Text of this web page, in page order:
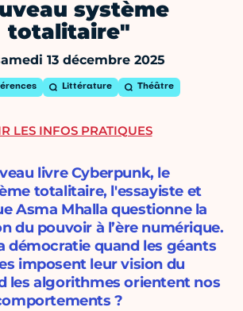
système
totalitaire"
13 décembre 2025
Littérature Théâtre
livre Cyberpunk, le
totalitaire, l'essayiste et
Asma Mhalla questionne la
du pouvoir à l’ère numérique.
démocratie quand les géants
imposent leur vision du
les algorithmes orientent nos
?
LES INFOS PRATIQUES